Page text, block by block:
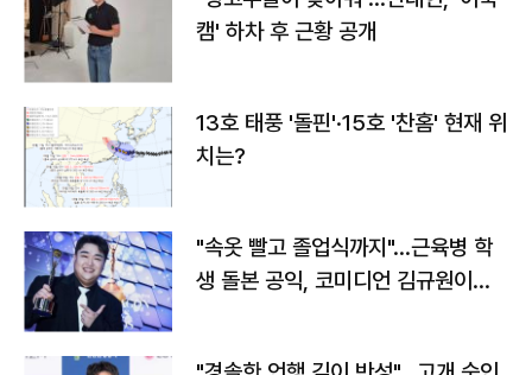
캠' 하차 후 근황 공개
13호 태풍 '돌핀'·15호 '찬홈' 현재 위
치는?
"속옷 빨고 졸업식까지"…근육병 학
생 돌본 공익, 코미디언 김규원이었